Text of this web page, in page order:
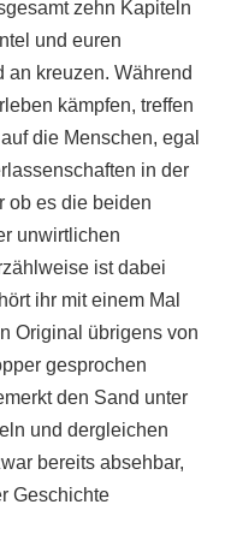
zehn Kapiteln
und euren
an kreuzen. Während
kämpfen, treffen
die Menschen, egal
in der
ob es die beiden
unwirtlichen
ist dabei
ihr mit einem Mal
Original übrigens von
gesprochen
den Sand unter
und dergleichen
bereits absehbar,
Geschichte